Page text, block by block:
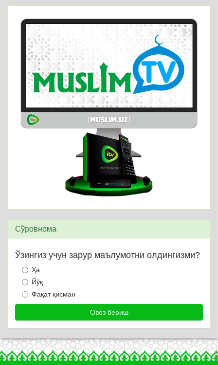
Сўровнома
Ўзингиз учун зарур маълумотни олдингизми?
Ҳа
Йўқ
Фақат қисман